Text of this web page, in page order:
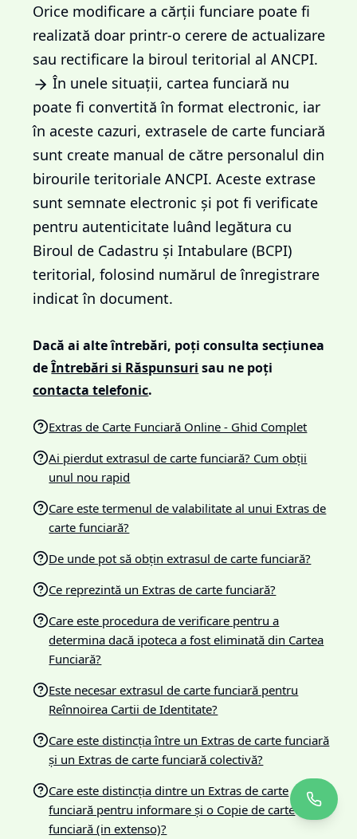
Orice modificare a cărții funciare poate fi
realizată doar printr-o cerere de actualizare
sau rectificare la biroul teritorial al ANCPI.
În unele situații, cartea funciară nu
poate fi convertită în format electronic, iar
în aceste cazuri, extrasele de carte funciară
sunt create manual de către personalul din
birourile teritoriale ANCPI. Aceste extrase
sunt semnate electronic și pot fi verificate
pentru autenticitate luând legătura cu
Biroul de Cadastru și Intabulare (BCPI)
teritorial, folosind numărul de înregistrare
indicat în document.
Dacă ai alte întrebări, poți consulta secțiunea
de Întrebări si Răspunsuri sau ne poți
contacta telefonic.
Extras de Carte Funciară Online - Ghid Complet
Ai pierdut extrasul de carte funciară? Cum obții
unul nou rapid
Care este termenul de valabilitate al unui Extras de
carte funciară?
De unde pot să obțin extrasul de carte funciară?
Ce reprezintă un Extras de carte funciară?
Care este procedura de verificare pentru a
determina dacă ipoteca a fost eliminată din Cartea
Funciară?
Este necesar extrasul de carte funciară pentru
Reînnoirea Cartii de Identitate?
Care este distincția între un Extras de carte funciară
și un Extras de carte funciară colectivă?
Care este distincția dintre un Extras de carte
funciară pentru informare și o Copie de carte
funciară (in extenso)?